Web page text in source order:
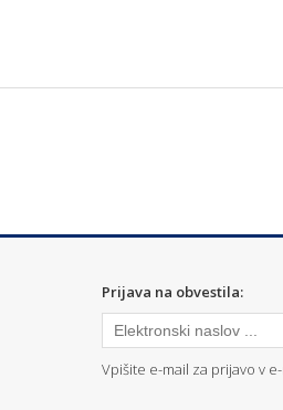
Prijava na obvestila:
Vpišite e-mail za prijavo v